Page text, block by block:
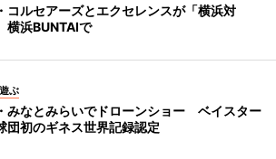
コルセアーズとエクセレンスが「横浜対
浜BUNTAIで
ぶ
みなとみらいでドローンショー ベイスター
団初のギネス世界記録認定